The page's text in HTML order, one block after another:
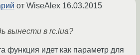
от WiseAlex 16.03.2015
вынести в rc.lua?
функция идет как параметр для